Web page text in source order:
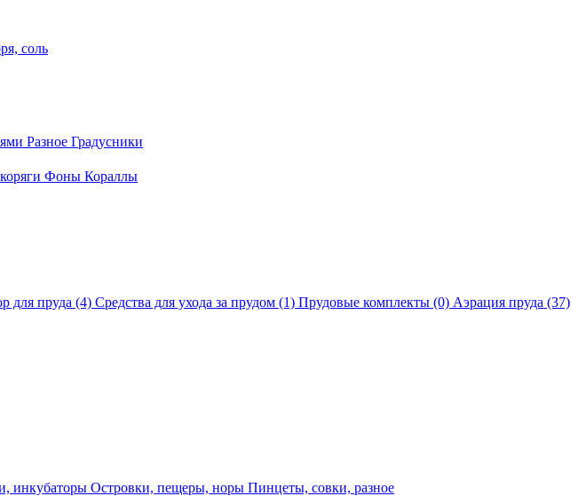
соль
Разное Градусники
Фоны Кораллы
для пруда (4) Средства для ухода за прудом (1) Прудовые комплекты (0) Аэрация пруда (37)
инкубаторы Островки, пещеры, норы Пинцеты, совки, разное